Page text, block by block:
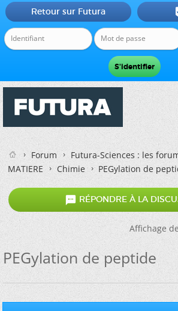
Retour sur Futura
Forum
Futura-Sciences : les
MATIERE
Chimie PEGylation de
 RÉPONDRE À LA
Affichage
PEGylation de peptide